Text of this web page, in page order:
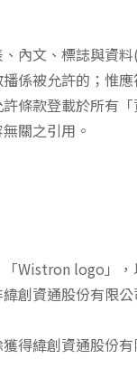
內文、標誌與資
係被允許的；惟應
條款登載於所有
關之引用。
Wistron logo」
創資通股份有限
獲得緯創資通股份